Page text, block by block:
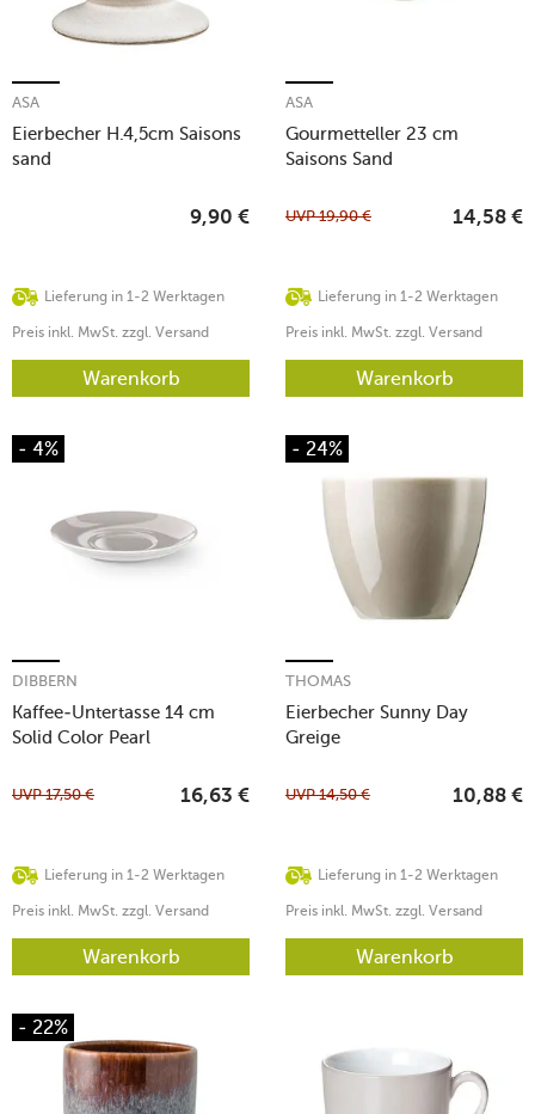
Eierbecher H.4,5cm Saisons
sand
ASA
Lieferung in 1-2 Werktagen
9,90 €
Preis inkl. MwSt. zzgl. Versand
Warenkorb
Gourmetteller 23 cm
Saisons Sand
ASA
Lieferung in 1-2 Werktagen
UVP19,90 € 14,58 €
Preis inkl. MwSt. zzgl. Versand
Warenkorb
- 4%
Kaffee-Untertasse 14 cm
Solid Color Pearl
DIBBERN
Lieferung in 1-2 Werktagen
UVP17,50 € 16,63 €
Preis inkl. MwSt. zzgl. Versand
Warenkorb
- 24%
Eierbecher Sunny Day
Greige
THOMAS
Lieferung in 1-2 Werktagen
UVP14,50 € 10,88 €
Preis inkl. MwSt. zzgl. Versand
Warenkorb
- 22%